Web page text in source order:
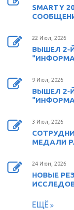
SMARTY
22 Июл, 2026
ВЫШЕЛ 2-
9 Июл, 2026
ВЫШЕЛ 2-
3 Июл, 2026
МЕДАЛИ
24 Июн, 2026
НОВЫЕ
ЕЩЁ